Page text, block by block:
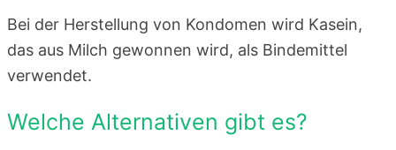
Bei der Herstellung von Kondomen wird Kasein,
das aus Milch gewonnen wird, als Bindemittel
verwendet.
Welche Alternativen gibt es?